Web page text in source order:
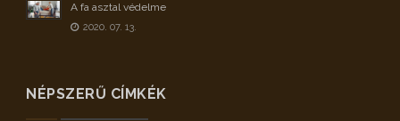
A fa asztal védelme
2020. 07. 13.
NÉPSZERŰ CÍMKÉK